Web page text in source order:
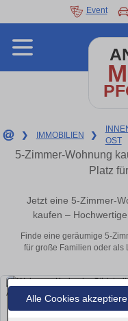
Alle Cookies
Event
❯ IMMOBILIEN ❯
OST
5-Zimmer-Wohnung
Platz
Jetzt eine 5-Zimmer-
kaufen –
Finde eine geräumige 5-
für große Familien oder als